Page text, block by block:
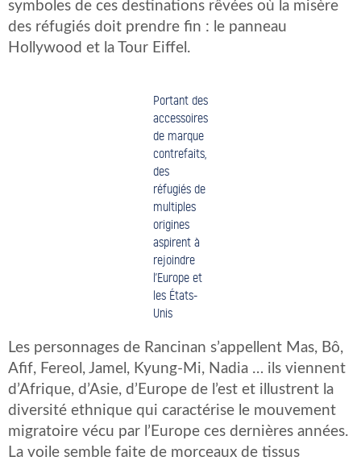
symboles de ces destinations rêvées où la misère
des réfugiés doit prendre fin : le panneau
Hollywood et la Tour Eiffel.
Portant des
accessoires
de marque
contrefaits,
des
réfugiés de
multiples
origines
aspirent à
rejoindre
l’Europe et
les États-
Unis
Les personnages de Rancinan s’appellent Mas, Bô,
Afif, Fereol, Jamel, Kyung-Mi, Nadia … ils viennent
d’Afrique, d’Asie, d’Europe de l’est et illustrent la
diversité ethnique qui caractérise le mouvement
migratoire vécu par l’Europe ces dernières années.
La voile semble faite de morceaux de tissus